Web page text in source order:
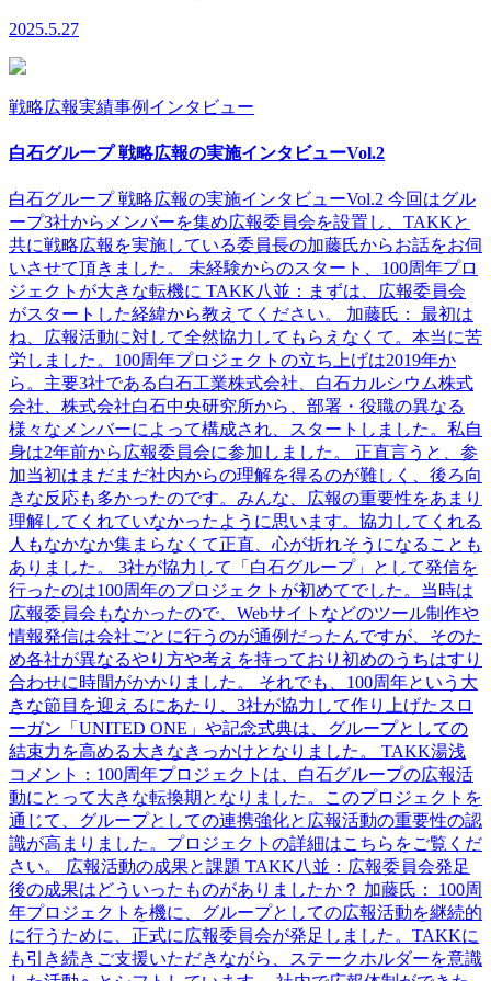
2025.5.27
戦略広報実績事例インタビュー
白石グループ 戦略広報の実施インタビューVol.2
白石グループ 戦略広報の実施インタビューVol.2 今回はグル
ープ3社からメンバーを集め広報委員会を設置し、TAKKと
共に戦略広報を実施している委員長の加藤氏からお話をお伺
いさせて頂きました。 未経験からのスタート、100周年プロ
ジェクトが大きな転機に TAKK八並：まずは、広報委員会
がスタートした経緯から教えてください。 加藤氏： 最初は
ね、広報活動に対して全然協力してもらえなくて。本当に苦
労しました。100周年プロジェクトの立ち上げは2019年か
ら。主要3社である白石工業株式会社、白石カルシウム株式
会社、株式会社白石中央研究所から、部署・役職の異なる
様々なメンバーによって構成され、スタートしました。私自
身は2年前から広報委員会に参加しました。 正直言うと、参
加当初はまだまだ社内からの理解を得るのが難しく、後ろ向
きな反応も多かったのです。みんな、広報の重要性をあまり
理解してくれていなかったように思います。協力してくれる
人もなかなか集まらなくて正直、心が折れそうになることも
ありました。 3社が協力して「白石グループ」として発信を
行ったのは100周年のプロジェクトが初めてでした。当時は
広報委員会もなかったので、Webサイトなどのツール制作や
情報発信は会社ごとに行うのが通例だったんですが、そのた
め各社が異なるやり方や考えを持っており初めのうちはすり
合わせに時間がかかりました。 それでも、100周年という大
きな節目を迎えるにあたり、3社が協力して作り上げたスロ
ーガン「UNITED ONE」や記念式典は、グループとしての
結束力を高める大きなきっかけとなりました。 TAKK湯浅
コメント：100周年プロジェクトは、白石グループの広報活
動にとって大きな転換期となりました。このプロジェクトを
通じて、グループとしての連携強化と広報活動の重要性の認
識が高まりました。プロジェクトの詳細はこちらをご覧くだ
さい。 広報活動の成果と課題 TAKK八並：広報委員会発足
後の成果はどういったものがありましたか？ 加藤氏： 100周
年プロジェクトを機に、グループとしての広報活動を継続的
に行うために、正式に広報委員会が発足しました。TAKKに
も引き続きご支援いただきながら、ステークホルダーを意識